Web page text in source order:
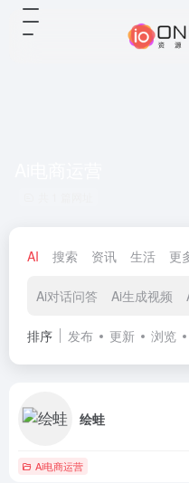
AI 搜索 资讯 生活 更
Ai对话问答 Ai生成视频
排序 发布 更新 浏览
绘蛙
Ai电商运营